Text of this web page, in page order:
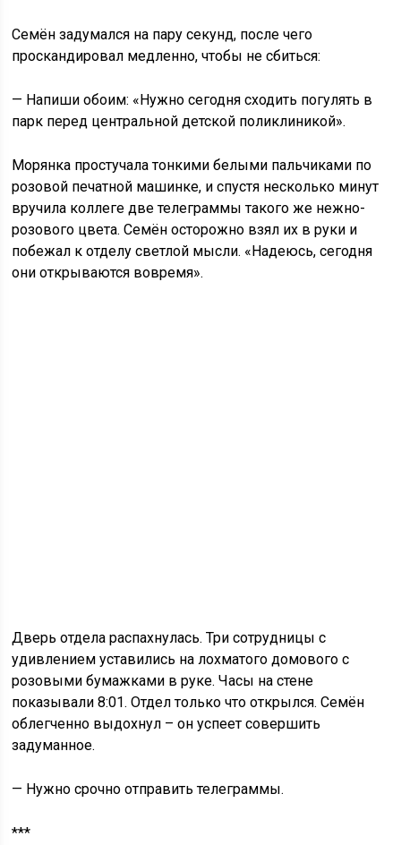
Семён задумался на пару секунд, после чего
проскандировал медленно, чтобы не сбиться:
— Напиши обоим: «Нужно сегодня сходить погулять в
парк перед центральной детской поликлиникой».
Морянка простучала тонкими белыми пальчиками по
розовой печатной машинке, и спустя несколько минут
вручила коллеге две телеграммы такого же нежно-
розового цвета. Семён осторожно взял их в руки и
побежал к отделу светлой мысли. «Надеюсь, сегодня
они открываются вовремя».
Дверь отдела распахнулась. Три сотрудницы с
удивлением уставились на лохматого домового с
розовыми бумажками в руке. Часы на стене
показывали 8:01. Отдел только что открылся. Семён
облегченно выдохнул – он успеет совершить
задуманное.
— Нужно срочно отправить телеграммы.
***